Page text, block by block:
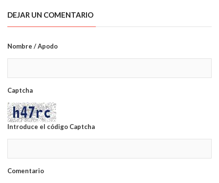
DEJAR UN COMENTARIO
Nombre / Apodo
Captcha
Introduce el código Captcha
Comentario